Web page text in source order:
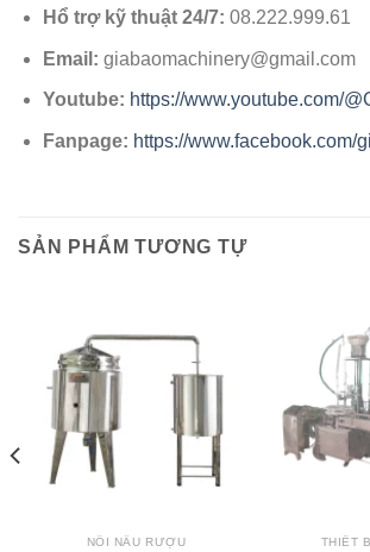
Hổ trợ kỹ thuật 24/7: 08.222.999.61
Email: giabaomachinery@gmail.com
Youtube: https://www.youtube.com/
Fanpage: https://www.facebook.com/
SẢN PHẨM TƯƠNG TỰ
NỒI NẤU RƯỢU THIẾT